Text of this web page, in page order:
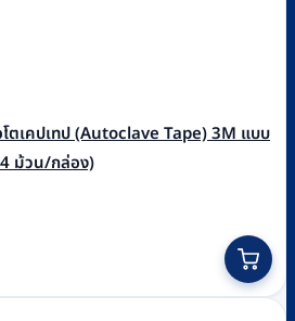
โตเคปเทป (Autoclave Tape) 3M แบบ
ม้วน/กล่อง)